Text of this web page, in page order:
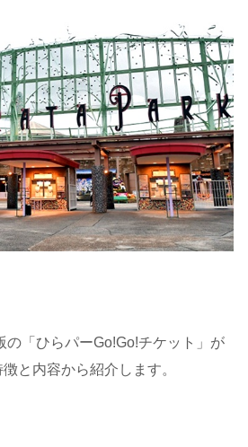
の「ひらパーGo!Go!チケット」が
と内容から紹介します。